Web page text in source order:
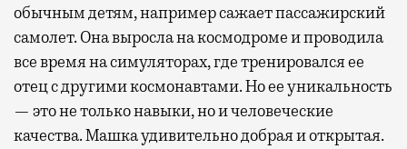
обычным детям, например сажает пассажирский
самолет. Она выросла на космодроме и проводила
все время на симуляторах, где тренировался ее
отец с другими космонавтами. Но ее уникальность
— это не только навыки, но и человеческие
качества. Машка удивительно добрая и открытая.